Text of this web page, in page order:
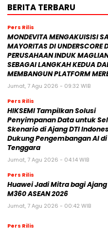
BERITA TERBARU
Pers Rilis
MONDEVITA MENGAKUISISI
MAYORITAS DI UNDERSCORE
PERUSAHAAN INDUK
SEBAGAI LANGKAH KEDUA
MEMBANGUN PLATFORM
Jumat, 7 Agu 2026 - 09:32 WIB
Pers Rilis
HIKSEMI Tampilkan Solusi
Penyimpanan Data untuk
Skenario di Ajang DTI
Dukung Pengembangan AI
Tenggara
Jumat, 7 Agu 2026 - 04:14 WIB
Pers Rilis
Huawei Jadi Mitra bagi Ajang
M360 ASEAN 2026
Jumat, 7 Agu 2026 - 00:42 WIB
Pers Rilis